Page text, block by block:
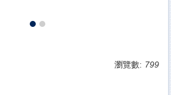
瀏覽數: 799